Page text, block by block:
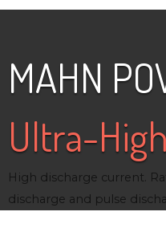
MAHN
Ultra-
High discharge current.
discharge and pulse